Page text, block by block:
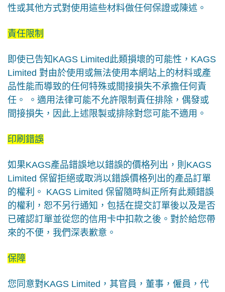
性或其他方式對使用這些材料做任何保證或陳述。
責任限制
即使已告知 KAGS Limited此類損壞的可能性， KAGS
Limited 對由於使用或無法使用本網站上的材料或產
品性能而導致的任何特殊或間接損失不承擔任何責
任。
。適用法律可能不允許限制責任排除，偶發或
間接損失，因此上述限製或排除對您可能不適用。
印刷錯誤
如果KAGS產品錯誤地以錯誤的價格列出，則 KAGS
Limited 保留拒絕或取消以錯誤價格列出的產品訂單
的權利。 KAGS Limited 保留隨時糾正所有此類錯誤
的權利，恕不另行通知，包括在提交訂單後以及是否
已確認訂單並從您的信用卡中扣款之後。對於給您帶
來的不便，我們深表歉意。
保障
您同意對KAGS Limited ，其官員，董事，僱員，代